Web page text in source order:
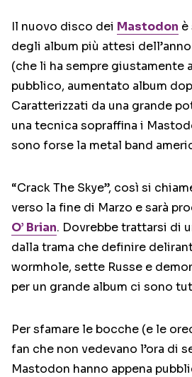
Il nuovo disco dei Mastodon è
degli album più attesi
(che li ha sempre giustamente
pubblico, aumentato album
Caratterizzati da una grande
una tecnica sopraffina i
sono forse la metal band
“Crack The Skye”, così si
verso la fine di Marzo e sarà
O’ Brian. Dovrebbe trattarsi di
dalla trama che definire
wormhole, sette Russe e
per un grande album ci sono
Per sfamare le bocche (e le
fan che non vedevano l’ora di
Mastodon hanno appena